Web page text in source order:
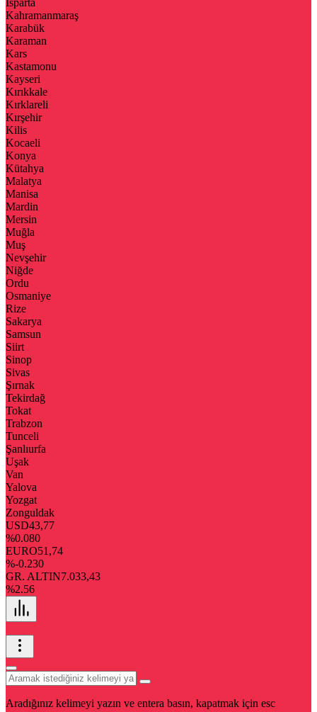
Isparta
Kahramanmaraş
Karabük
Karaman
Kars
Kastamonu
Kayseri
Kırıkkale
Kırklareli
Kırşehir
Kilis
Kocaeli
Konya
Kütahya
Malatya
Manisa
Mardin
Mersin
Muğla
Muş
Nevşehir
Niğde
Ordu
Osmaniye
Rize
Sakarya
Samsun
Siirt
Sinop
Sivas
Şırnak
Tekirdağ
Tokat
Trabzon
Tunceli
Şanlıurfa
Uşak
Van
Yalova
Yozgat
Zonguldak
USD43,77
%0.080
EURO51,74
%-0.230
GR. ALTIN7.033,43
%2.56
Aradığınız kelimeyi yazın ve entera basın, kapatmak için esc